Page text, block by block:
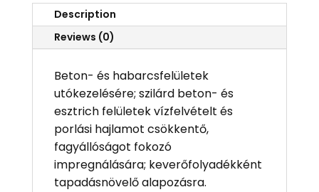
Description
Reviews (0)
Beton- és habarcsfelületek
utókezelésére; szilárd beton- és
esztrich felületek vízfelvételt és
porlási hajlamot csökkentő,
fagyállóságot fokozó
impregnálására; keverőfolyadékként
tapadásnövelő alapozásra.